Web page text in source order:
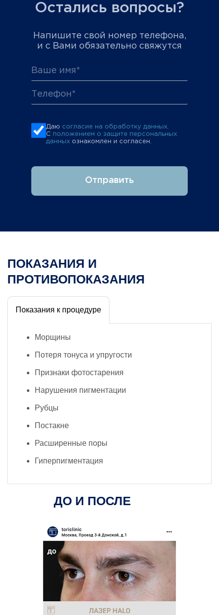
Остались вопросы?
Напишите свой номер телефона,
и с Вами обязательно свяжутся
Даю согласие на обработку данных
С положением о защите персональных
данных ознакомлен и согласен.
Отправить
ПОКАЗАНИЯ И
ПРОТИВОПОКАЗАНИЯ
Показания к процедуре
Морщины
Потеря тонуса и упругости
Признаки фотостарения
Нарушения пигментации
Рубцы
Постакне
Расширенные поры
Гиперпигментация
ДО И ПОСЛЕ